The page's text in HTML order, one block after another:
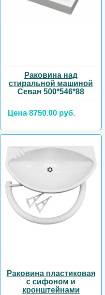
Раковина над
стиральной машиной
Севан 500*546*88
Цена 8750.00 руб.
Раковина пластиковая
с сифоном и
кронштейнами